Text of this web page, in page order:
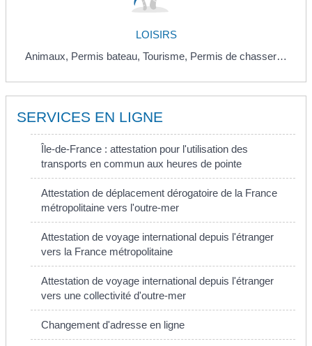
LOISIRS
Animaux, Permis bateau, Tourisme, Permis de chasser…
SERVICES EN LIGNE
Île-de-France : attestation pour l'utilisation des
transports en commun aux heures de pointe
Attestation de déplacement dérogatoire de la France
métropolitaine vers l'outre-mer
Attestation de voyage international depuis l'étranger
vers la France métropolitaine
Attestation de voyage international depuis l'étranger
vers une collectivité d'outre-mer
Changement d'adresse en ligne